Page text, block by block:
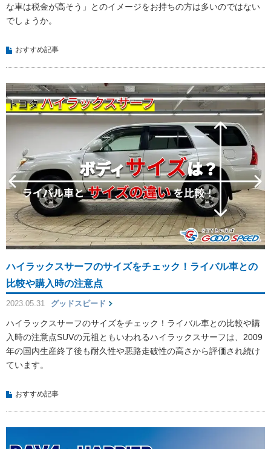
な車は税金が高そう」とのイメージをお持ちの方は多いのではない
でしょうか。
おすすめ記事
ハイラックスサーフのサイズをチェック！ライバル車との
比較や購入時の注意点
2023.05.31 グッドスピード
ハイラックスサーフのサイズをチェック！ライバル車との比較や購
入時の注意点SUVの元祖ともいわれるハイラックスサーフは、2009
年の国内生産終了後も耐久性や悪路走破性の高さから評価され続け
ています。
おすすめ記事